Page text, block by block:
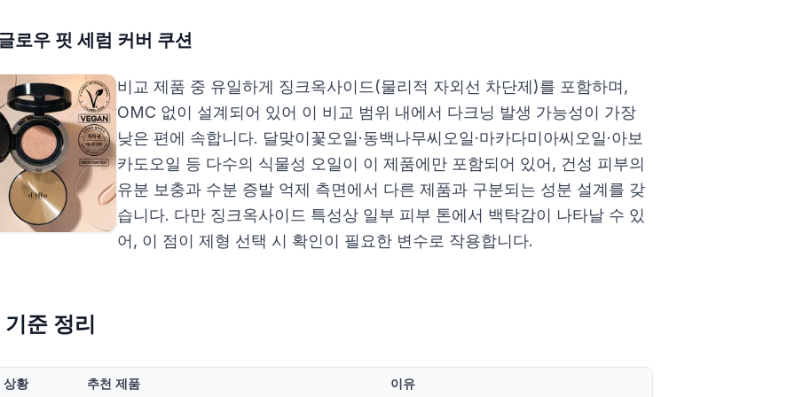
로우 핏 세럼 커버 쿠션
비교 제품 중 유일하게 징크옥사이드(물리적 자외선 차단제)를 포함하며,
OMC 없이 설계되어 있어 이 비교 범위 내에서 다크닝 발생 가능성이 가장
낮은 편에 속합니다. 달맞이꽃오일·동백나무씨오일·마카다미아씨오일·아보
카도오일 등 다수의 식물성 오일이 이 제품에만 포함되어 있어, 건성 피부의
유분 보충과 수분 증발 억제 측면에서 다른 제품과 구분되는 성분 설계를 갖
습니다. 다만 징크옥사이드 특성상 일부 피부 톤에서 백탁감이 나타날 수 있
어, 이 점이 제형 선택 시 확인이 필요한 변수로 작용합니다.
준 정리
상황 추천 제품 이유